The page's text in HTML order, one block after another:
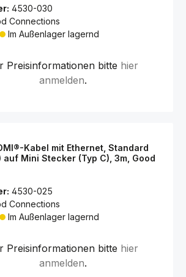
4530-030
Connections
Im Außenlager lagernd
Preisinformationen bitte hier
anmelden.
Kabel mit Ethernet, Standard
auf Mini Stecker (Typ C), 3m, Good
4530-025
Connections
Im Außenlager lagernd
Preisinformationen bitte hier
anmelden.